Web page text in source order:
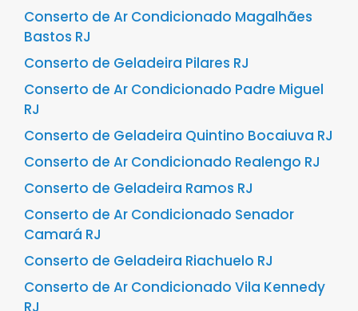
Conserto de Ar Condicionado Magalhães
Bastos RJ
Conserto de Geladeira Pilares RJ
Conserto de Ar Condicionado Padre Miguel
RJ
Conserto de Geladeira Quintino Bocaiuva RJ
Conserto de Ar Condicionado Realengo RJ
Conserto de Geladeira Ramos RJ
Conserto de Ar Condicionado Senador
Camará RJ
Conserto de Geladeira Riachuelo RJ
Conserto de Ar Condicionado Vila Kennedy
RJ